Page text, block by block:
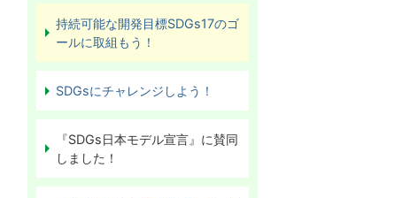
持続可能な開発目標SDGs17のゴ
ールに取組もう！
SDGsにチャレンジしよう！
『SDGs日本モデル宣言』に賛同
しました！